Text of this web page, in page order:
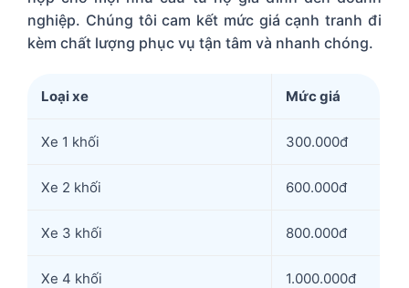
nghiệp. Chúng tôi cam kết mức giá cạnh tranh đi
kèm chất lượng phục vụ tận tâm và nhanh chóng.
Loại xe Mức giá
Xe 1 khối 300.000đ
Xe 2 khối 600.000đ
Xe 3 khối 800.000đ
Xe 4 khối 1.000.000đ